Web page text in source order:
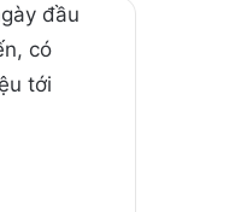
đầu
có
tới